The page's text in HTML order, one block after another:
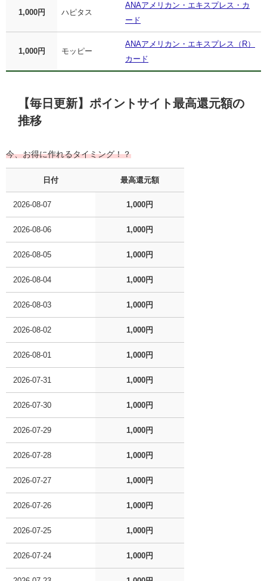
1,000円 ハピタス
ANAアメリカン・エキスプレス・カ
ード
1,000円 モッピー
ANAアメリカン・エキスプレス（R）
カード
【毎日更新】ポイントサイト最高還元額の
推移
今、お得に作れるタイミング！？
日付 最高還元額
2026-08-07 1,000円
2026-08-06 1,000円
2026-08-05 1,000円
2026-08-04 1,000円
2026-08-03 1,000円
2026-08-02 1,000円
2026-08-01 1,000円
2026-07-31 1,000円
2026-07-30 1,000円
2026-07-29 1,000円
2026-07-28 1,000円
2026-07-27 1,000円
2026-07-26 1,000円
2026-07-25 1,000円
2026-07-24 1,000円